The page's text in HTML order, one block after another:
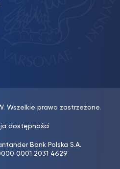
Wszelkie prawa zastrzeżone.
dostępności
Bank Polska S.A.
0001 2031 4629